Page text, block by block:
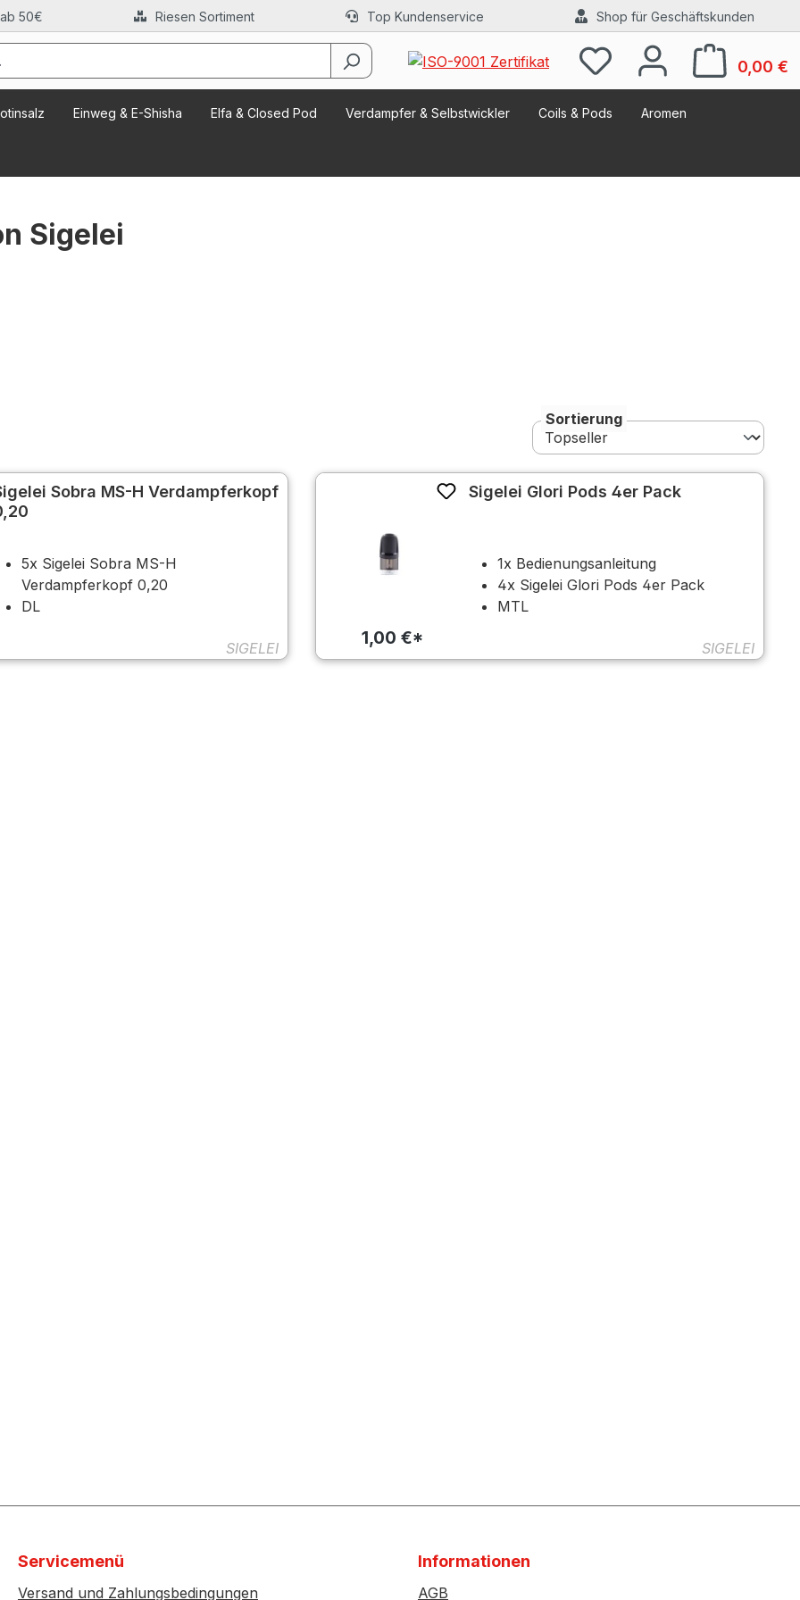
50€ Riesen Sortiment Top Kundenservice Shop für Geschäftskunden
0,00 €
Einweg & E-Shisha Elfa & Closed Pod Verdampfer & Selbstwickler Coils & Pods Aromen
Sigelei
Sortierung
Sobra MS-H Verdampferkopf
5x Sigelei Sobra MS-H
Verdampferkopf 0,20
DL
SIGELEI 1,00 €*
Sigelei Glori Pods 4er Pack
1x Bedienungsanleitung
4x Sigelei Glori Pods 4er Pack
MTL
SIGELEI
Servicemenü
Versand und Zahlungsbedingungen
Informationen
AGB